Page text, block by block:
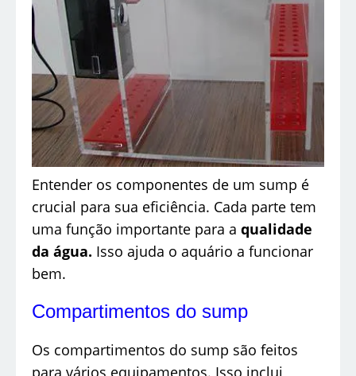
Entender os componentes de um sump é
crucial para sua eficiência. Cada parte tem
uma função importante para a qualidade
da água. Isso ajuda o aquário a funcionar
bem.
Compartimentos do sump
Os compartimentos do sump são feitos